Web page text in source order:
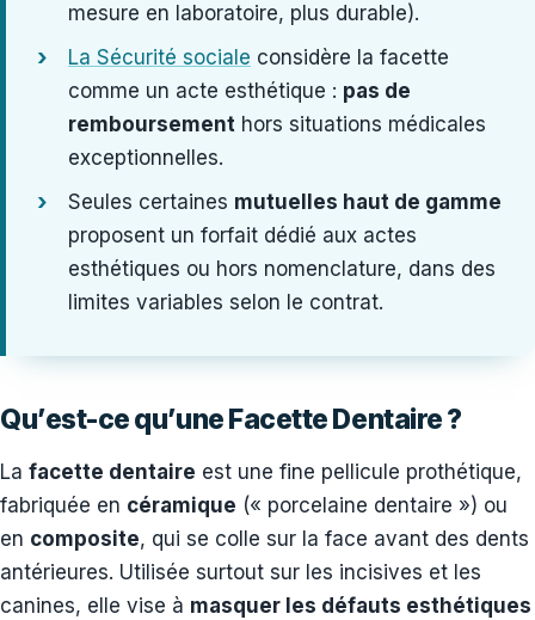
mesure en laboratoire, plus durable).
La Sécurité sociale considère la facette
comme un acte esthétique : pas de
remboursement hors situations médicales
exceptionnelles.
Seules certaines mutuelles haut de gamme
proposent un forfait dédié aux actes
esthétiques ou hors nomenclature, dans des
limites variables selon le contrat.
Qu’est-ce qu’une Facette Dentaire ?
La facette dentaire est une fine pellicule prothétique,
fabriquée en céramique (« porcelaine dentaire ») ou
en composite, qui se colle sur la face avant des dents
antérieures. Utilisée surtout sur les incisives et les
canines, elle vise à masquer les défauts esthétiques